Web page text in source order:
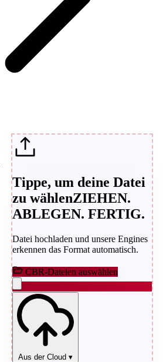
Tippe, um deine Datei
zu wählenZIEHEN.
ABLEGEN. FERTIG.
Datei hochladen und unsere Engines
erkennen das Format automatisch.
CBR-Dateien auswählen
Aus der Cloud ▾